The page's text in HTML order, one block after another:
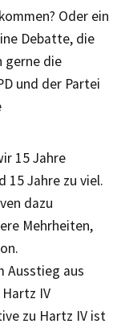
Oder ein
Debatte, die
gerne die
und der Partei
15 Jahre
15 Jahre zu viel.
dazu
Mehrheiten,
Ausstieg aus
IV
zu Hartz IV ist